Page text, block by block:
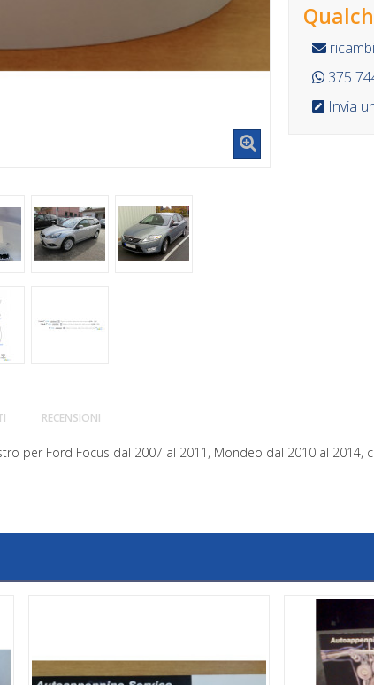
375
Invia
RECENSIONI
per Ford Focus dal 2007 al 2011, Mondeo dal 2010 al 2014,